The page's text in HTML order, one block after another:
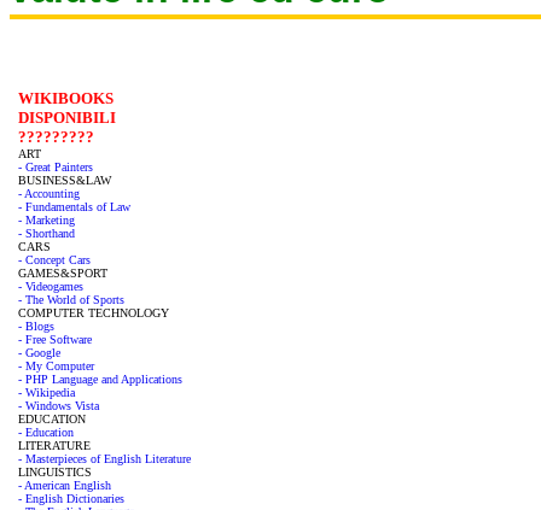
WIKIBOOKS
DISPONIBILI
?????????
ART
- Great Painters
BUSINESS&LAW
- Accounting
- Fundamentals of Law
- Marketing
- Shorthand
CARS
- Concept Cars
GAMES&SPORT
- Videogames
- The World of Sports
COMPUTER TECHNOLOGY
- Blogs
- Free Software
- Google
- My Computer
- PHP Language and Applications
- Wikipedia
- Windows Vista
EDUCATION
- Education
LITERATURE
- Masterpieces of English Literature
LINGUISTICS
- American English
- English Dictionaries